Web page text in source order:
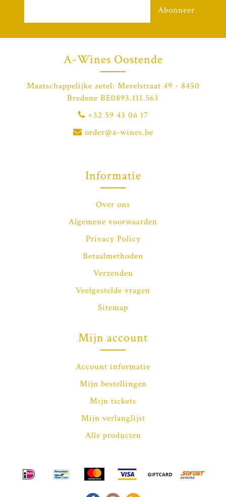
Abonneer
A-Wines Oostende
Maatschappelijke zetel: Merelstraat 49 - 8450
Bredene BE0893.111.563
+32 59 43 06 17
order@a-wines.be
Informatie
Over ons
Algemene voorwaarden
Privacy Policy
Betaalmethoden
Verzenden
Veelgestelde vragen
Sitemap
Mijn account
Account informatie
Mijn bestellingen
Mijn tickets
Mijn verlanglijst
Alle producten